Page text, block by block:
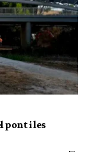
pont i les